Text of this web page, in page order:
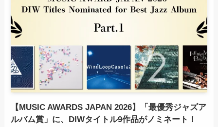
【MUSIC AWARDS JAPAN 2026】「最優秀ジャズア
ルバム賞」に、DIWタイトル9作品がノミネート！